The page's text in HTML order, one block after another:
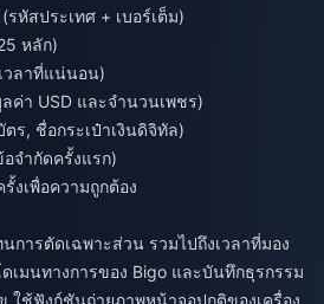
หัสประเทศ + เบอร์เต็ม)
หลัก)
วลาที่แน่นอน)
ค่า USD และจำนวนเพชร)
ร, ชื่อกระเป๋าเงินดิจิทัล)
จำกัดครั้งแรก)
งเพื่อความถูกต้อง
การตัดเฉพาะส่วน รวมไปถึงเวลาที่มอง
เมนทางการของ Bigo และบันทึกธุรกรรม